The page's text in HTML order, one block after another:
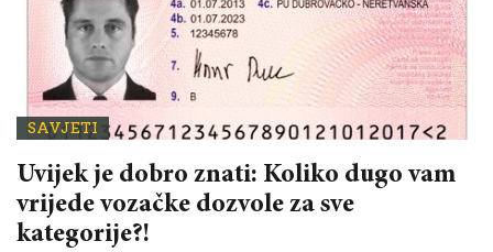
SAVJETI
Uvijek je dobro znati: Koliko dugo vam
vrijede vozačke dozvole za sve
kategorije?!